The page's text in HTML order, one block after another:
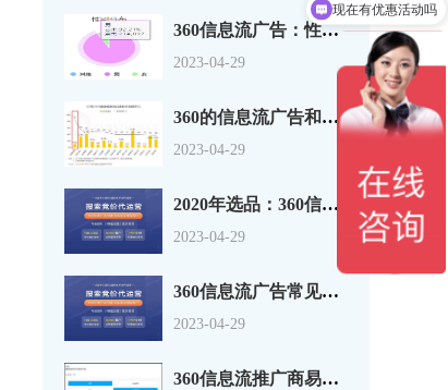
360信息流广告：性别、年龄、地域，你真
2023-04-29
360的信息流广告和搜索推广简单的介绍您
2023-04-29
2020年选品：360信息流广告投放趋势
2023-04-29
360信息流广告常见的一些问题
2023-04-29
360信息流推广商易平台操作说明
现在有优惠活动吗